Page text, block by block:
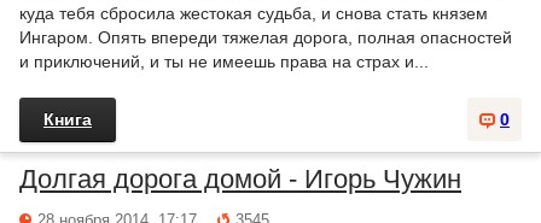
куда тебя сбросила жестокая судьба, и снова стать князем
Ингаром. Опять впереди тяжелая дорога, полная опасностей
и приключений, и ты не имеешь права на страх и...
0
Книга
Долгая дорога домой - Игорь Чужин